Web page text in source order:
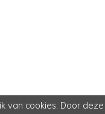
van cookies. Door